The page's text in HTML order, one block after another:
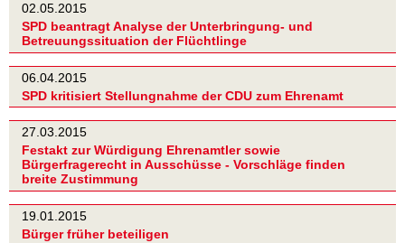
02.05.2015
SPD beantragt Analyse der Unterbringung- und
Betreuungssituation der Flüchtlinge
06.04.2015
SPD kritisiert Stellungnahme der CDU zum Ehrenamt
27.03.2015
Festakt zur Würdigung Ehrenamtler sowie
Bürgerfragerecht in Ausschüsse - Vorschläge finden
breite Zustimmung
19.01.2015
Bürger früher beteiligen